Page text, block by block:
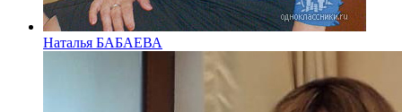
Наталья БАБАЕВА